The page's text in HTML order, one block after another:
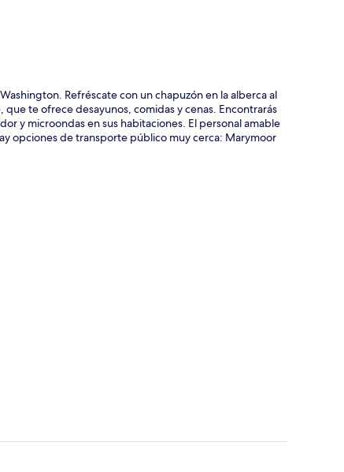
Refréscate con un chapuzón en la alberca al
te ofrece desayunos, comidas y cenas. Encontrarás
y microondas en sus habitaciones. El personal amable
opciones de transporte público muy cerca: Marymoor